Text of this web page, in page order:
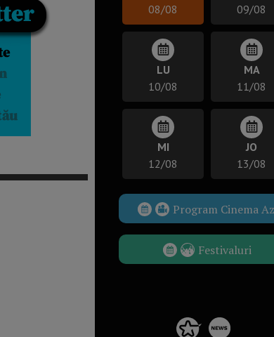
08/08
09/08
LU
10/08
MA
11/08
MI
12/08
JO
13/08
Program Cinema
Festivaluri